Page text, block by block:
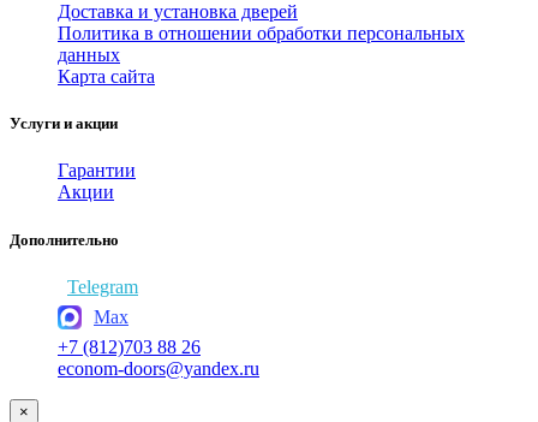
Доставка и установка дверей
Политика в отношении обработки персональных
данных
Карта сайта
Услуги и акции
Гарантии
Акции
Дополнительно
Telegram
Max
+7 (812)703 88 26
econom-doors@yandex.ru
×